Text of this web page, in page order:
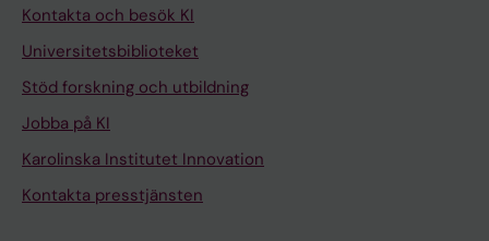
Kontakta och besök KI
Universitetsbiblioteket
Stöd forskning och utbildning
Jobba på KI
Karolinska Institutet Innovation
Kontakta presstjänsten